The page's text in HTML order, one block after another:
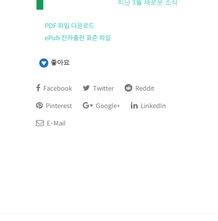
지난 1월 새로운 소식
. PDF 파일 다운로드
. ePub 전자출판 표준 파일
좋아요
Facebook Twitter Reddit
Pinterest Google+ LinkedIn
E-Mail